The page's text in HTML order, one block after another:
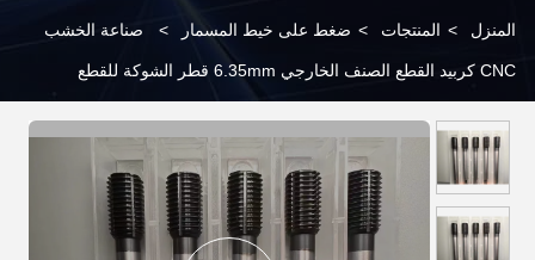
المنزل > المنتجات > ضغط على خيط المسمار > صناعة الخشب
CNC كربيد القطع الصنف الخارجي 6.35mm قطر الشوكة للقطع